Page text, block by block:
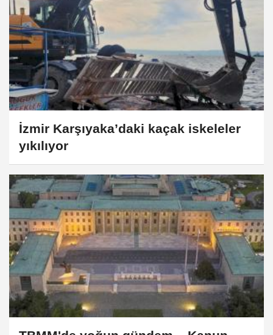
İzmir Karşıyaka’daki kaçak iskeleler
yıkılıyor